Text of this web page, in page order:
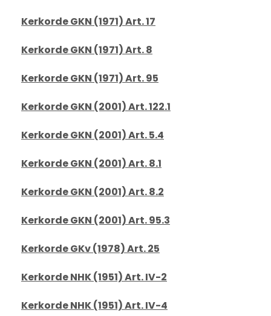
Kerkorde GKN (1971) Art. 17
Kerkorde GKN (1971) Art. 8
Kerkorde GKN (1971) Art. 95
Kerkorde GKN (2001) Art. 122.1
Kerkorde GKN (2001) Art. 5.4
Kerkorde GKN (2001) Art. 8.1
Kerkorde GKN (2001) Art. 8.2
Kerkorde GKN (2001) Art. 95.3
Kerkorde GKv (1978) Art. 25
Kerkorde NHK (1951) Art. IV-2
Kerkorde NHK (1951) Art. IV-4